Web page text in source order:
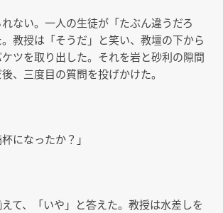
ない。一人の生徒が「たぶん違うだろ
教授は「そうだ」と笑い、教壇の下から
ツを取り出した。それを岩と砂利の隙間
、三度目の質問を投げかけた。
になったか？」
て、「いや」と答えた。教授は水差しを